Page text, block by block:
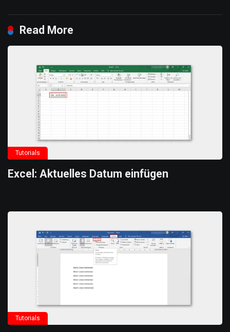
Read More
Tutorials
Excel: Aktuelles Datum einfügen
Tutorials